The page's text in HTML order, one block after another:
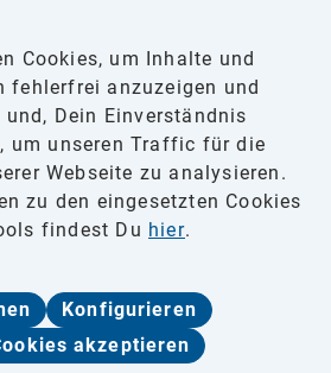
Cookies, um Inhalte und
fehlerfrei anzuzeigen und
Dein Einverständnis
um unseren Traffic für die
Webseite zu analysieren.
zu den eingesetzten Cookies
findest Du hier.
Konfigurieren
akzeptieren